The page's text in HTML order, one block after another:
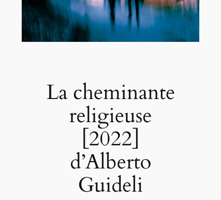
La cheminante
religieuse
[2022]
d’Alberto
Guideli